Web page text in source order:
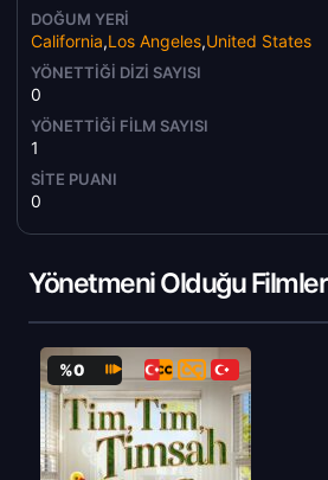
DOĞUM YERI
California,Los Angeles,United States
YÖNETTIĞI DIZI SAYISI
0
YÖNETTIĞI FILM SAYISI
1
SITE PUANI
0
Yönetmeni Olduğu Filmler
%0